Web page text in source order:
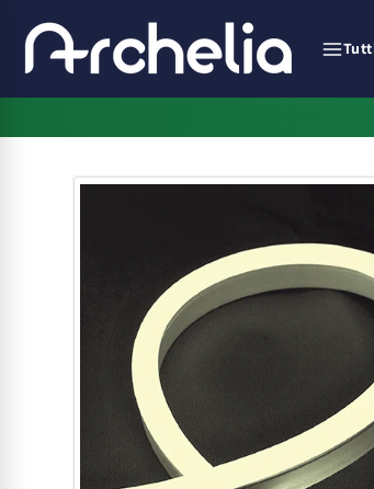
direttamente
ai contenuti
Passa alle